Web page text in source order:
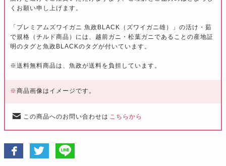
くお願い申し上げます。
「プレミアムズワイガニ 魚政BLACK（ズワイガニ雄）」の活け・茹
で規格（チルド商品）には、越前ガニ・松葉ガニであることの産地証
明のタグと魚政BLACKのタグが付いています。
※送料無料商品は、魚政が送料を負担しています。
※商品画像はイメージです。
この商品へのお問い合わせは こちらから